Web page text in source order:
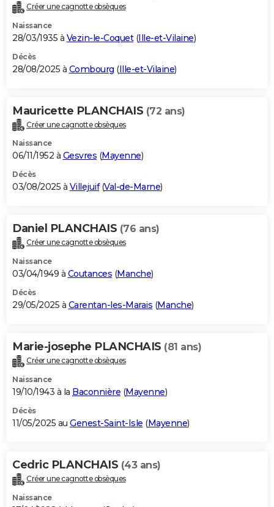
Créer une cagnotte obsèques
Naissance
28/03/1935 à Vezin-le-Coquet(Ille-et-Vilaine)
Décès
28/08/2025 à Combourg (Ille-et-Vilaine)
Mauricette PLANCHAIS (72 ans)
Créer une cagnotte obsèques
Naissance
06/11/1952 à Gesvres (Mayenne)
Décès
03/08/2025 à Villejuif(Val-de-Marne)
Daniel PLANCHAIS (76 ans)
Créer une cagnotte obsèques
Naissance
03/04/1949 à Coutances (Manche)
Décès
29/05/2025 à Carentan-les-Marais (Manche)
Marie-josephe PLANCHAIS (81 ans)
Créer une cagnotte obsèques
Naissance
19/10/1943 à la Baconnière (Mayenne)
Décès
11/05/2025 au Genest-Saint-Isle (Mayenne)
Cedric PLANCHAIS (43 ans)
Créer une cagnotte obsèques
Naissance